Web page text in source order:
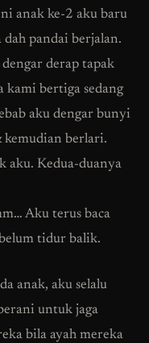
anak ke-2 aku baru
dah pandai berjalan.
derap tapak
kami bertiga sedang
aku dengar bunyi
kemudian berlari.
aku. Kedua-duanya
Aku terus baca
tidur balik.
anak, aku selalu
untuk jaga
bila ayah mereka